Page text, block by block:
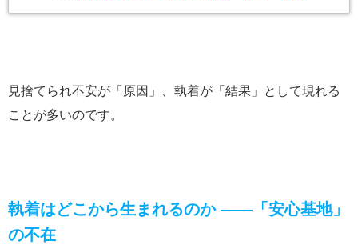
見捨てられ不安が「原因」、執着が「結果」として現れる
ことが多いのです。
執着はどこから生まれるのか ――「安心基地」
の不在